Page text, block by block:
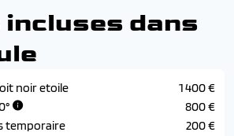
incluses dans
noir etoile
1 400 €
800 €
temporaire
200 €